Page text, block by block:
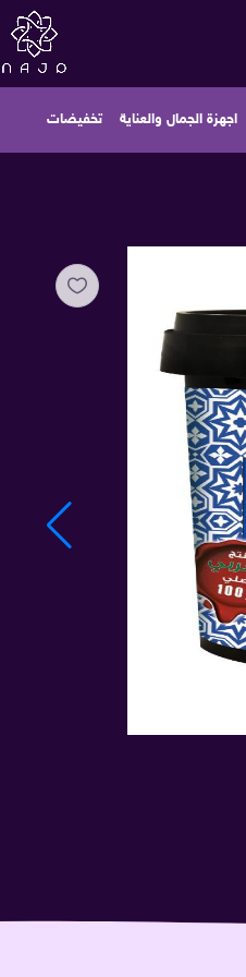
اجهزة الجمال والعناية تخفيضات